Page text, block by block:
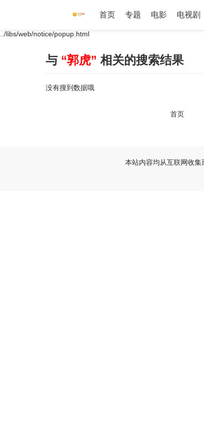
首页 专题 电影 电视剧
../libs/web/notice/popup.html
与 “郭虎” 相关的搜索结果
没有搜到数据哦
首页
本站内容均从互联网收集